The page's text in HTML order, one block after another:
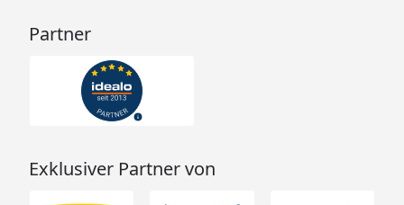
Partner
Exklusiver Partner von